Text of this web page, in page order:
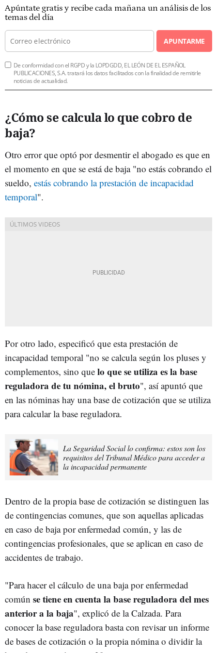
Apúntate gratis y recibe cada mañana un análisis de los
temas del día
APUNTARME
De conformidad con el RGPD y la LOPDGDD, EL LEÓN DE EL ESPAÑOL
PUBLICACIONES, S.A. tratará los datos facilitados con la finalidad de remitirle
noticias de actualidad.
¿Cómo se calcula lo que cobro de
baja?
Otro error que optó por desmentir el abogado es que en
el momento en que se está de baja "no estás cobrando el
sueldo, estás cobrando la prestación de incapacidad
temporal".
Por otro lado, especificó que esta prestación de
incapacidad temporal "no se calcula según los pluses y
complementos, sino que lo que se utiliza es la base
reguladora de tu nómina, el bruto", así apuntó que
en las nóminas hay una base de cotización que se utiliza
para calcular la base reguladora.
La Seguridad Social lo confirma: estos son los
requisitos del Tribunal Médico para acceder a
la incapacidad permanente
Dentro de la propia base de cotización se distinguen las
de contingencias comunes, que son aquellas aplicadas
en caso de baja por enfermedad común, y las de
contingencias profesionales, que se aplican en caso de
accidentes de trabajo.
"Para hacer el cálculo de una baja por enfermedad
común se tiene en cuenta la base reguladora del mes
anterior a la baja", explicó de la Calzada. Para
conocer la base reguladora basta con revisar un informe
de bases de cotización o la propia nómina o dividir la